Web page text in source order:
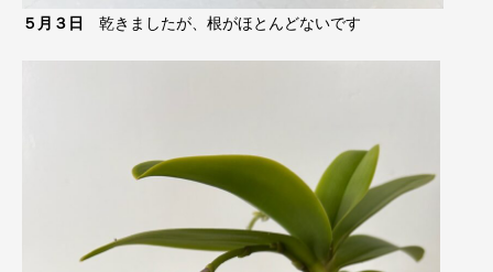
５月３日 乾きましたが、根がほとんどないです